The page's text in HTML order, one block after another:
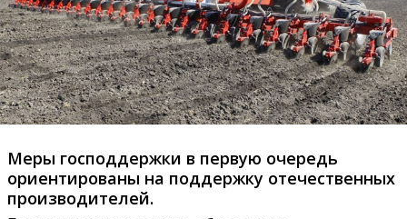
Меры господдержки в первую очередь
ориентированы на поддержку отечественных
производителей.